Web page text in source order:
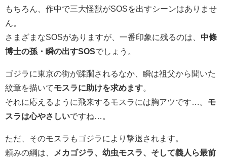
もちろん、作中で三大怪獣がSOSを出すシーンはありませ
ん。
さまざまなSOSがありますが、一番印象に残るのは、 中條
博士の孫・瞬の出すSOSでしょう。
ゴジラに東京の街が蹂躙されるなか、瞬は祖父から聞いた
紋章を描いてモスラに助けを求めます
それに応えるように飛来するモスラには胸アツです…。 モ
スラは心やさしいですね…。
ただ、そのモスラもゴジラにより撃退されます。
頼みの綱は、
メカゴジラ、幼虫モスラ、そして義人ら最前